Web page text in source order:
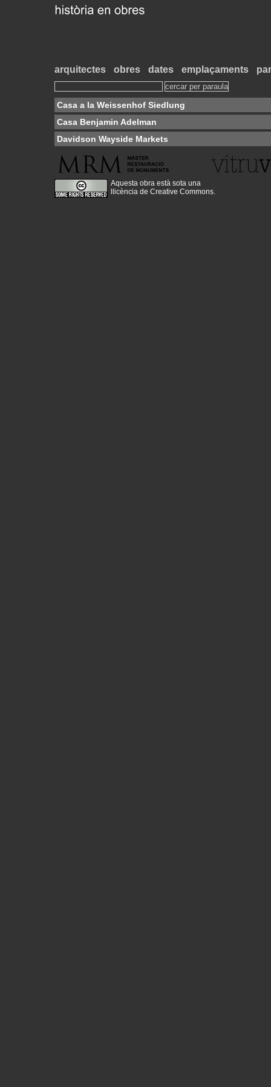
arquitectes obres dates emplaçaments
Casa a la Weissenhof Siedlung
Casa Benjamin Adelman
Davidson Wayside Markets
Aquesta obra està sota una
llicència de Creative Commons.